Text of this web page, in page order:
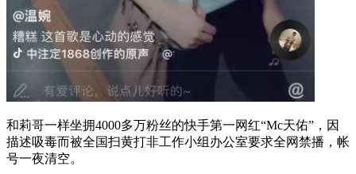
和莉哥一样坐拥4000多万粉丝的快手第一网红“Mc天佑”，因
描述吸毒而被全国扫黄打非工作小组办公室要求全网禁播，帐
号一夜清空。